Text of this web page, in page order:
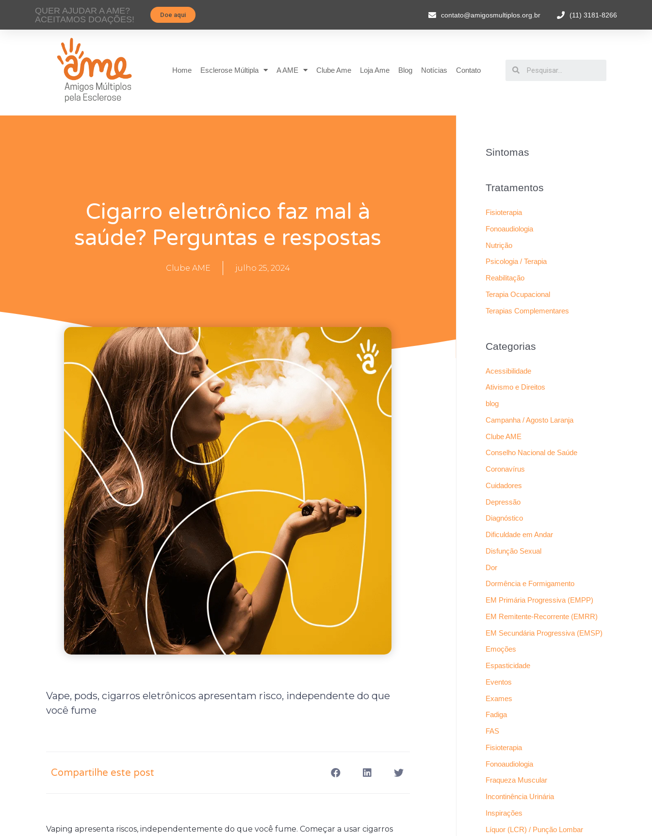
QUER AJUDAR A AME?
ACEITAMOS DOAÇÕES!
Doe aqui contato@amigosmultiplos.org.br (11) 3181-8266
Home Esclerose Múltipla A AME Clube Ame Loja Ame Blog Notícias Contato
Cigarro eletrônico faz mal à
saúde? Perguntas e respostas
Clube AME julho 25, 2024
Vape, pods, cigarros eletrônicos apresentam risco, independente do que
você fume
Compartilhe este post
Vaping apresenta riscos, independentemente do que você fume. Começar a usar cigarros
Sintomas
Tratamentos
Fisioterapia
Fonoaudiologia
Nutrição
Psicologia / Terapia
Reabilitação
Terapia Ocupacional
Terapias Complementares
Categorias
Acessibilidade
Ativismo e Direitos
blog
Campanha / Agosto Laranja
Clube AME
Conselho Nacional de Saúde
Coronavírus
Cuidadores
Depressão
Diagnóstico
Dificuldade em Andar
Disfunção Sexual
Dor
Dormência e Formigamento
EM Primária Progressiva (EMPP)
EM Remitente-Recorrente (EMRR)
EM Secundária Progressiva (EMSP)
Emoções
Espasticidade
Eventos
Exames
Fadiga
FAS
Fisioterapia
Fonoaudiologia
Fraqueza Muscular
Incontinência Urinária
Inspirações
Líquor (LCR) / Punção Lombar